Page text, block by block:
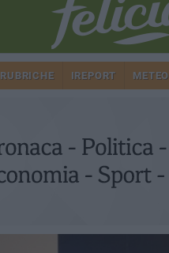
RUBRICHE IREPORT METEO